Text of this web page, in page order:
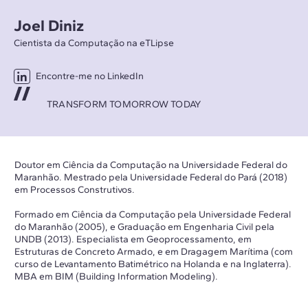
Joel Diniz
Cientista da Computação na eTLipse
Encontre-me no LinkedIn
TRANSFORM TOMORROW TODAY
Doutor em Ciência da Computação na Universidade Federal do
Maranhão. Mestrado pela Universidade Federal do Pará (2018)
em Processos Construtivos.
Formado em Ciência da Computação pela Universidade Federal
do Maranhão (2005), e Graduação em Engenharia Civil pela
UNDB (2013). Especialista em Geoprocessamento, em
Estruturas de Concreto Armado, e em Dragagem Marítima (com
curso de Levantamento Batimétrico na Holanda e na Inglaterra).
MBA em BIM (Building Information Modeling).